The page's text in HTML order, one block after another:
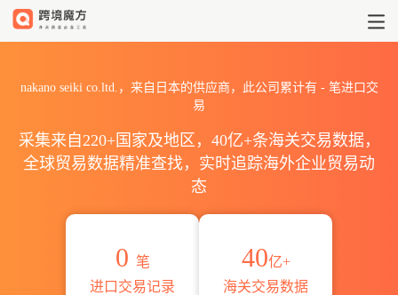
nakano seiki co.ltd.，来自日本的供应商，此公司累计有 -笔进口交
易
采集来自220+国家及地区，40亿+条海关交易数据，
全球贸易数据精准查找，实时追踪海外企业贸易动
态
0 笔
进口交易记录
40亿+
海关交易数据